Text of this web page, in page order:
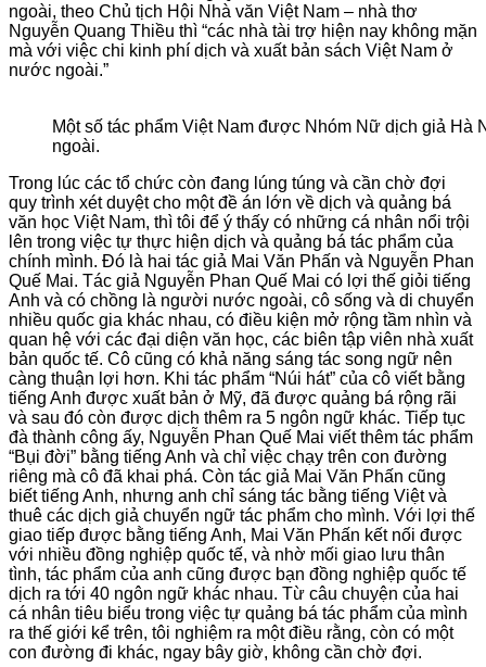
ngoài, theo Chủ tịch Hội Nhà văn Việt Nam – nhà thơ
Nguyễn Quang Thiều thì “các nhà tài trợ hiện nay không mặn
mà với việc chi kinh phí dịch và xuất bản sách Việt Nam ở
nước ngoài.”
Một số tác phẩm Việt Nam được Nhóm Nữ dịch giả Hà
ngoài.
Trong lúc các tổ chức còn đang lúng túng và cần chờ đợi
quy trình xét duyệt cho một đề án lớn về dịch và quảng bá
văn học Việt Nam, thì tôi để ý thấy có những cá nhân nổi trội
lên trong việc tự thực hiện dịch và quảng bá tác phẩm của
chính mình. Đó là hai tác giả Mai Văn Phấn và Nguyễn Phan
Quế Mai. Tác giả Nguyễn Phan Quế Mai có lợi thế giỏi tiếng
Anh và có chồng là người nước ngoài, cô sống và di chuyển
nhiều quốc gia khác nhau, có điều kiện mở rộng tầm nhìn và
quan hệ với các đại diện văn học, các biên tập viên nhà xuất
bản quốc tế. Cô cũng có khả năng sáng tác song ngữ nên
càng thuận lợi hơn. Khi tác phẩm “Núi hát” của cô viết bằng
tiếng Anh được xuất bản ở Mỹ, đã được quảng bá rộng rãi
và sau đó còn được dịch thêm ra 5 ngôn ngữ khác. Tiếp tục
đà thành công ấy, Nguyễn Phan Quế Mai viết thêm tác phẩm
“Bụi đời” bằng tiếng Anh và chỉ việc chạy trên con đường
riêng mà cô đã khai phá. Còn tác giả Mai Văn Phấn cũng
biết tiếng Anh, nhưng anh chỉ sáng tác bằng tiếng Việt và
thuê các dịch giả chuyển ngữ tác phẩm cho mình. Với lợi thế
giao tiếp được bằng tiếng Anh, Mai Văn Phấn kết nối được
với nhiều đồng nghiệp quốc tế, và nhờ mối giao lưu thân
tình, tác phẩm của anh cũng được bạn đồng nghiệp quốc tế
dịch ra tới 40 ngôn ngữ khác nhau. Từ câu chuyện của hai
cá nhân tiêu biểu trong việc tự quảng bá tác phẩm của mình
ra thế giới kể trên, tôi nghiệm ra một điều rằng, còn có một
con đường đi khác, ngay bây giờ, không cần chờ đợi.